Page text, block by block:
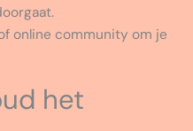
online community om je
het